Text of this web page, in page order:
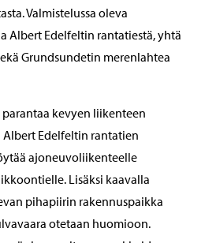
Valmistelussa oleva
Albert Edelfeltin rantatiestä, yhtä
Grundsundetin merenlahtea
kevyen liikenteen
Edelfeltin rantatien
ajoneuvoliikenteelle
Lisäksi kaavalla
pihapiirin rakennuspaikka
otetaan huomioon.